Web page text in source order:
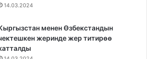
14.03.2024
менен Өзбекстандын
жеринде жер титирөө